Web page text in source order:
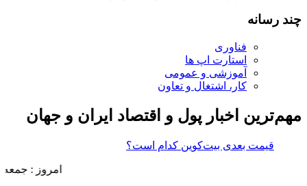
چند رسانه
فناوری
استارت اپ ها
آموزشی و عمومی
کار، اشتغال و تعاون
مهم‌ترین اخبار پول و اقتصاد ایران و جهان
قیمت بعدی بیت‌کوین کدام است؟
امروز : جمعه, ۱۶ مرداد , ۱۴۰۵ .::. برابر با : Friday, 7 August , 2026 .::. اخبار منتشر شده : 15 خبر